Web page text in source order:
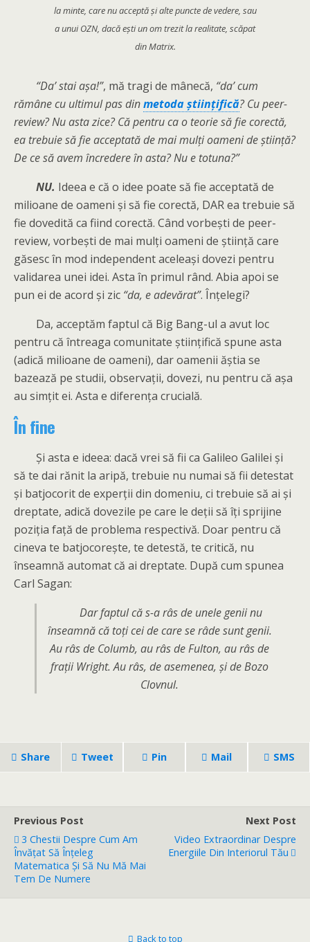
la minte, care nu acceptă și alte puncte de vedere, sau
a unui OZN, dacă ești un om trezit la realitate, scăpat
din Matrix.
“Da’ stai așa!”, mă tragi de mânecă, “da’ cum
rămâne cu ultimul pas dinmetoda științifică? Cu peer-
review? Nu asta zice? Că pentru ca o teorie să fie corectă,
ea trebuie să fie acceptată de mai mulți oameni de știință?
De ce să avem încredere în asta? Nu e totuna?”
NU. Ideea e că o idee poate să fie acceptată de
milioane de oameni și să fie corectă, DAR ea trebuie să
fie dovedită ca fiind corectă. Când vorbești de peer-
review, vorbești de mai mulți oameni de știință care
găsesc în mod independent aceleași dovezi pentru
validarea unei idei. Asta în primul rând. Abia apoi se
pun ei de acord și zic “da, e adevărat”. Înțelegi?
Da, acceptăm faptul că Big Bang-ul a avut loc
pentru că întreaga comunitate științifică spune asta
(adică milioane de oameni), dar oamenii ăștia se
bazează pe studii, observații, dovezi, nu pentru că așa
au simțit ei. Asta e diferența crucială.
În fine
Și asta e ideea: dacă vrei să fii ca Galileo Galilei și
să te dai rănit la aripă, trebuie nu numai să fii detestat
și batjocorit de experții din domeniu, ci trebuie să ai și
dreptate, adică dovezile pe care le deții să îți sprijine
poziția față de problema respectivă. Doar pentru că
cineva te batjocorește, te detestă, te critică, nu
înseamnă automat că ai dreptate. După cum spunea
Carl Sagan:
Dar faptul că s-a râs de unele genii nu
înseamnă că toți cei de care se râde sunt genii.
Au râs de Columb, au râs de Fulton, au râs de
frații Wright. Au râs, de asemenea, și de Bozo
Clovnul.
Share Tweet Pin Mail SMS
Previous Post
3 Chestii Despre Cum Am
Învățat Să Înțeleg
Matematica Și Să Nu Mă Mai
Tem De Numere
Next Post
Video Extraordinar Despre
Energiile Din Interiorul Tău
Back to top